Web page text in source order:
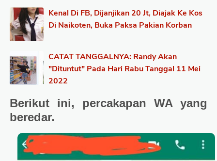
Kenal Di FB, Dijanjikan 20 Jt, Diajak Ke Kos
Di Naikoten, Buka Paksa Pakian Korban
CATAT TANGGALNYA: Randy Akan
"Dituntut" Pada Hari Rabu Tanggal 11 Mei
2022
Berikut ini, percakapan WA yang
beredar.